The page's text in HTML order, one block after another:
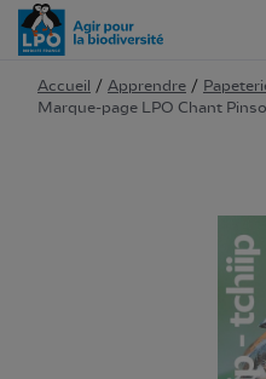
Accueil / Apprendre /
Marque-page LPO Chant